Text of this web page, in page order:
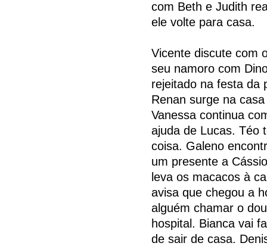
com Beth e Judith
ele volte para casa.
Vicente discute com
seu namoro com
rejeitado na festa da
Renan surge na
Vanessa continua
ajuda de Lucas. Téo
coisa. Galeno
um presente a
leva os macacos à
avisa que chegou a
alguém chamar o
hospital. Bianca vai
de sair de casa.